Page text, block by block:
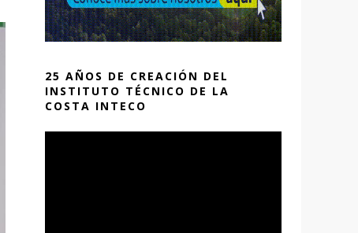
25 AÑOS DE CREACIÓN DEL
INSTITUTO TÉCNICO DE LA
COSTA INTECO